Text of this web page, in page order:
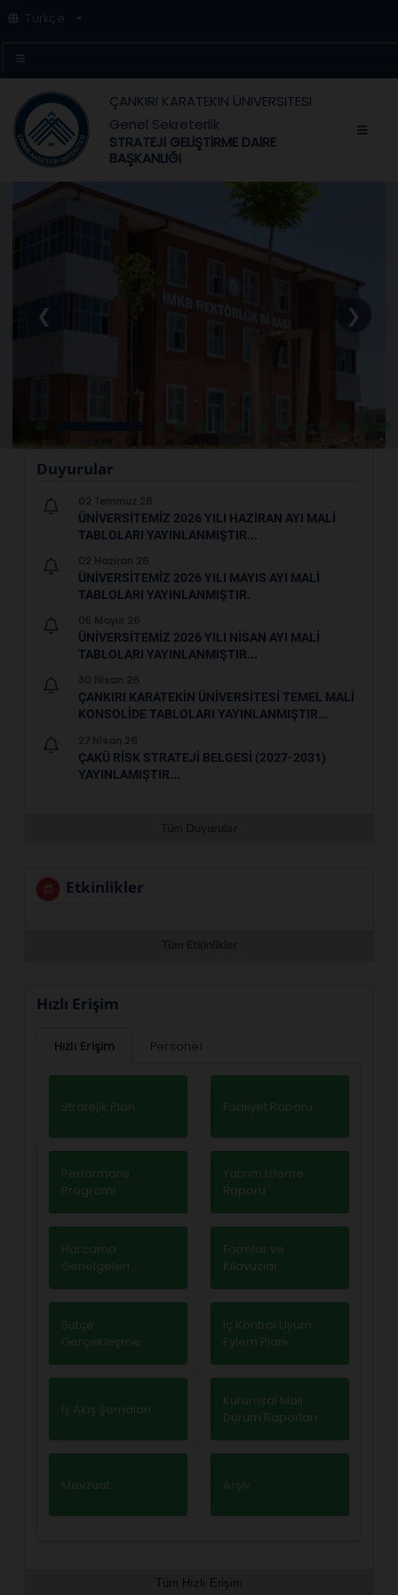
Türkçe
ÇANKIRI KARATEKİN ÜNİVERSİTESİ
Genel Sekreterlik
STRATEJİ GELİŞTİRME DAİRE
BAŞKANLIĞI
❮ ❯
Duyurular
ÜNIVERSITEMIZ 2026 YILI HAZIRAN AYI MALI
TABLOLARI YAYINLANMIŞTIR...
ÜNIVERSITEMIZ 2026 YILI MAYIS AYI MALI
TABLOLARI YAYINLANMIŞTIR.
ÜNIVERSITEMIZ 2026 YILI NISAN AYI MALI
TABLOLARI YAYINLANMIŞTIR...
ÇANKIRI KARATEKIN ÜNIVERSITESI TEMEL MALI
KONSOLIDE TABLOLARI YAYINLANMIŞTIR...
ÇAKÜ RISK STRATEJI BELGESI (2027-2031)
YAYINLAMIŞTIR...
Etkinlikler
Hızlı Erişim
Hızlı Erişim Personel
Stratejik Plan Faaliyet Raporu
Performans
Programı
Yatırım İzleme
Raporu
Harcama
Genelgeleri
Formlar ve
Kılavuzlar
Bütçe
Gerçekleşme
İç Kontrol Uyum
Eylem Planı
İş Akış Şemaları
Kurumsal Mali
Durum Raporları
Mevzuat Arşiv
Tüm Hızlı Erişim